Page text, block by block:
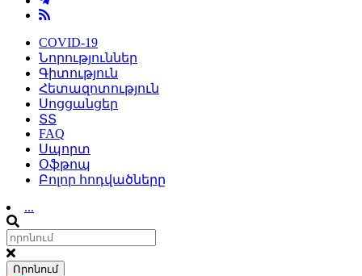
COVID-19
Նորություններ
Գիտություն
Հետազոտություն
Սոցցանցեր
ՏՏ
FAQ
Սպորտ
Օֆթոպ
Բոլոր հոդվածները
...
Որոնում